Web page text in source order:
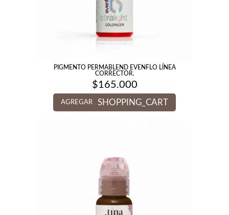
PIGMENTO PERMABLEND EVENFLO LÍNEA
CORRECTOR.
$165.000
AGREGAR SHOPPING_CART